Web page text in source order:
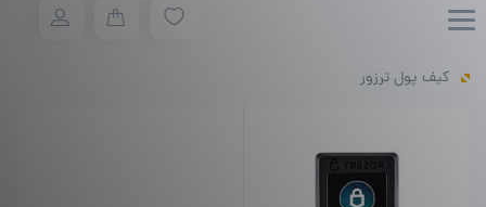
کیف پول ترزور